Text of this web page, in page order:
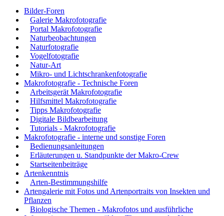
Bilder-Foren
Galerie Makrofotografie
Portal Makrofotografie
Naturbeobachtungen
Naturfotografie
Vogelfotografie
Natur-Art
Mikro- und Lichtschrankenfotografie
Makrofotografie - Technische Foren
Arbeitsgerät Makrofotografie
Hilfsmittel Makrofotografie
Tipps Makrofotografie
Digitale Bildbearbeitung
Tutorials - Makrofotografie
Makrofotografie - interne und sonstige Foren
Bedienungsanleitungen
Erläuterungen u. Standpunkte der Makro-Crew
Startseitenbeiträge
Artenkenntnis
Arten-Bestimmungshilfe
Artengalerie mit Fotos und Artenportraits von Insekten und
Pflanzen
Biologische Themen - Makrofotos und ausführliche